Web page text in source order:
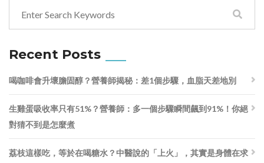
Recent Posts
喝咖啡會升壞膽固醇？營養師揭秘：差1個步驟，血脂天差地別
生雞蛋吸收率只有51%？營養師：多一個步驟瞬間飆到91%！你絕
對猜不到是怎麼煮
荔枝這樣吃，等於在喝糖水？中醫說的「上火」，其實是身體在求